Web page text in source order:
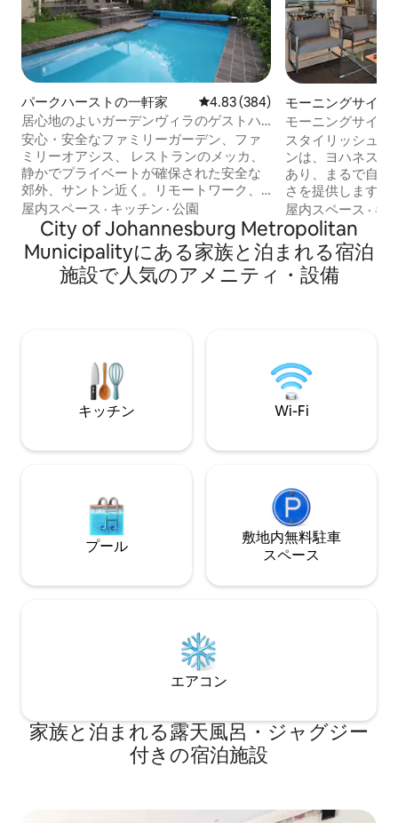
パークハーストの一軒家 レビュー384件、5つ星中4.83つ
4.83 (384)
居心地のよいガーデンヴィラのゲストハ
ウス、Parkhurst
安心・安全なファミリーガーデン、ファ
ミリーオアシス、 レストランのメッカ、
静かでプライベートが確保された安全な
郊外、サントン近く。リモートワーク、
エクササイズ、緑豊かな周辺環境、バー
ドウォッチング 専用パティオと温水プー
ル。24時間年中無休の電力供給。 超高速
の無制限Wi-Fi ゲストは最大6名まで キン
グサイズベッド1台 - 寝室1室、専用ジャグ
ス、ハイチェアなど 寝室にエアコン
テージがあります。
屋内スペース · キッチン · 公園
モーニングサイド
ョン・アパート
モーニングサイド
スタイリッシュで
ンは、ヨハネスブ
あり、まるで自宅
さを提供します。 家具が完備された71㎡
の2ベッドルーム
サイズベッドを備
ムと、シャワーと
バスルームがあります。 2つ
ダブルベッド1台
Showmax、
身のログイン）が
レビ、専用ワーク
屋内スペース · キ
City of Johannesburg Metropolitan
Municipalityにある家族と泊まれる宿泊
施設で人気のアメニティ・設備
キッチン Wi-Fi
プール
敷地内無料駐⁠車
ス⁠ペ⁠ー⁠ス
エアコン
家族と泊まれる露天風呂・ジャグジー
付きの宿泊施設